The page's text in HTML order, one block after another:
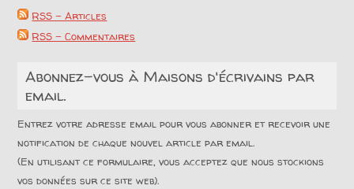
RSS - Articles
RSS - Commentaires
Abonnez-vous à Maisons d'écrivains par
email.
Entrez votre adresse email pour vous abonner et recevoir une
notification de chaque nouvel article par email.
(En utilisant ce formulaire, vous acceptez que nous stockions
vos données sur ce site web).